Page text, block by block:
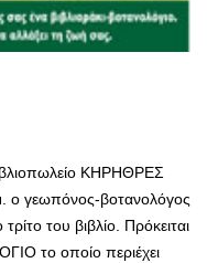
ΚΗΡΗΘΡΕΣ
ο γεωπόνος-βοτανολόγος
του βιβλίο. Πρόκειται
το οποίο περιέχει